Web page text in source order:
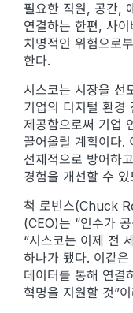
필요한 직원, 공간,
연결하는 한편, 사
치명적인 위험으로
한다.
시스코는 시장을 선
기업의 디지털 환경
제공함으로써 기업
끌어올릴 계획이다.
선제적으로 방어하
경험을 개선할 수
척 로빈스(Chuck
(CEO)는 “인수가
“시스코는 이제 전
하나가 됐다. 이같
데이터를 통해 연결
혁명을 지원할 것”